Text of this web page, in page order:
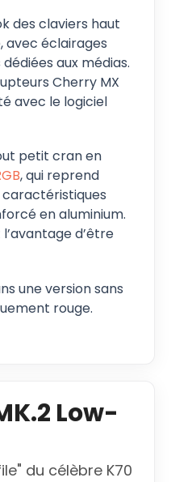
des claviers haut
avec éclairages
aux médias.
Cherry MX
avec le logiciel
petit cran en
, qui reprend
en aluminium.
d’être
une version sans
rouge.
Low-
du célèbre K70